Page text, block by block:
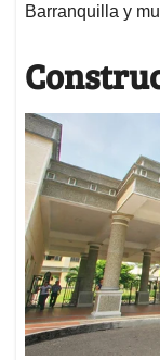
Barranquilla y